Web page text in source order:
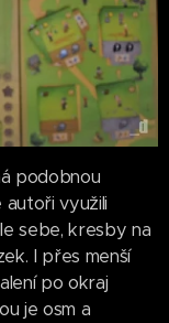
podobnou
autoři využili
sebe, kresby na
I přes menší
po okraj
je osm a